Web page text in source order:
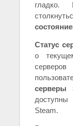
гладко.
Статус
о
серверы
Steam.